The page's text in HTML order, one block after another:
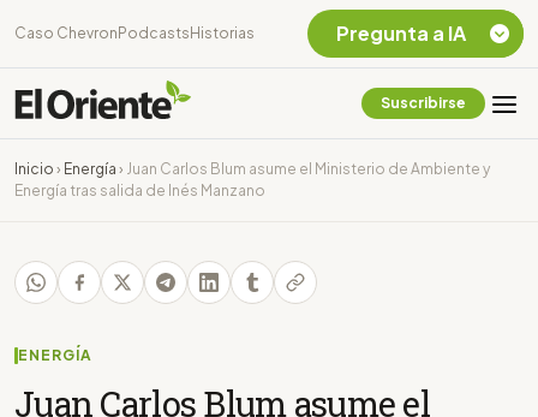
Caso Chevron Podcasts Historias
Suscribirse
Inicio › Energía › Juan Carlos Blum asume el Ministerio de Ambiente y
Energía tras salida de Inés Manzano
ENERGÍA
Juan Carlos Blum asume el
Pregunta a IA
Chevron Ecuador